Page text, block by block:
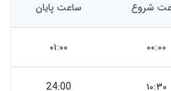
شروع ساعت پایان
۰۰:۰۰ ۰۱:۰۰
۱۰:۳۰ 24:00